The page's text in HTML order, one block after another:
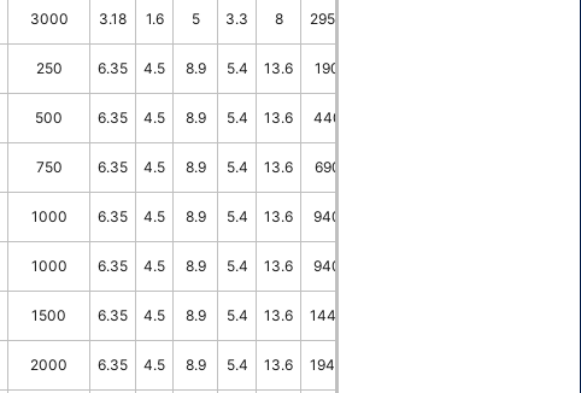
3000 3.18 1.6 5 3.3 8 2954
250 6.35 4.5 8.9 5.4 13.6 190
500 6.35 4.5 8.9 5.4 13.6 440
750 6.35 4.5 8.9 5.4 13.6 690
1000 6.35 4.5 8.9 5.4 13.6 940
1000 6.35 4.5 8.9 5.4 13.6 940
1500 6.35 4.5 8.9 5.4 13.6 1440
2000 6.35 4.5 8.9 5.4 13.6 1940